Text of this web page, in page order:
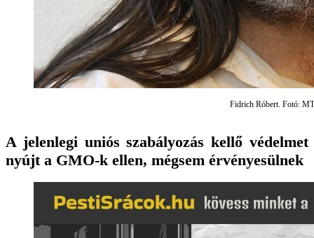
Fidrich Róbert. Fotó:
A jelenlegi uniós szabályozás kellő védelmet
nyújt a GMO-k ellen, mégsem érvényesülnek